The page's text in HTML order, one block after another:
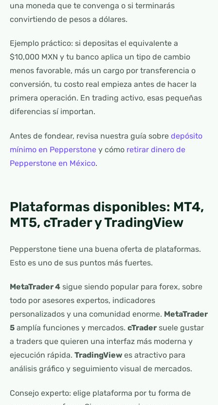
una moneda que te convenga o si terminarás
convirtiendo de pesos a dólares.
Ejemplo práctico: si depositas el equivalente a
$10,000 MXN y tu banco aplica un tipo de cambio
menos favorable, más un cargo por transferencia o
conversión, tu costo real empieza antes de hacer la
primera operación. En trading activo, esas pequeñas
diferencias sí importan.
Antes de fondear, revisa nuestra guía sobre depósito
mínimo en Pepperstone y cómo retirar dinero de
Pepperstone en México.
Plataformas disponibles: MT4,
MT5, cTrader y TradingView
Pepperstone tiene una buena oferta de plataformas.
Esto es uno de sus puntos más fuertes.
MetaTrader 4 sigue siendo popular para forex, sobre
todo por asesores expertos, indicadores
personalizados y una comunidad enorme. MetaTrader
5 amplía funciones y mercados. cTrader suele gustar
a traders que quieren una interfaz más moderna y
ejecución rápida. TradingView es atractivo para
análisis gráfico y seguimiento visual de mercados.
Consejo experto: elige plataforma por tu forma de